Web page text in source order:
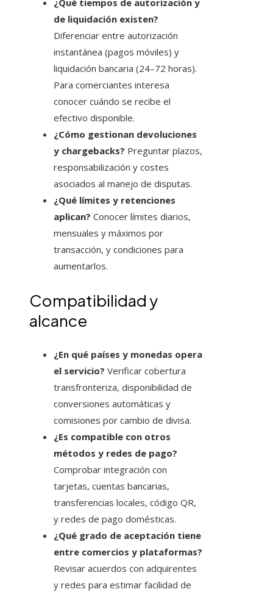
¿Qué tiempos de autorización y
de liquidación existen?
Diferenciar entre autorización
instantánea (pagos móviles) y
liquidación bancaria (24–72 horas).
Para comerciantes interesa
conocer cuándo se recibe el
efectivo disponible.
¿Cómo gestionan devoluciones
y chargebacks? Preguntar plazos,
responsabilización y costes
asociados al manejo de disputas.
¿Qué límites y retenciones
aplican? Conocer límites diarios,
mensuales y máximos por
transacción, y condiciones para
aumentarlos.
Compatibilidad y
alcance
¿En qué países y monedas opera
el servicio? Verificar cobertura
transfronteriza, disponibilidad de
conversiones automáticas y
comisiones por cambio de divisa.
¿Es compatible con otros
métodos y redes de pago?
Comprobar integración con
tarjetas, cuentas bancarias,
transferencias locales, código QR,
y redes de pago domésticas.
¿Qué grado de aceptación tiene
entre comercios y plataformas?
Revisar acuerdos con adquirentes
y redes para estimar facilidad de